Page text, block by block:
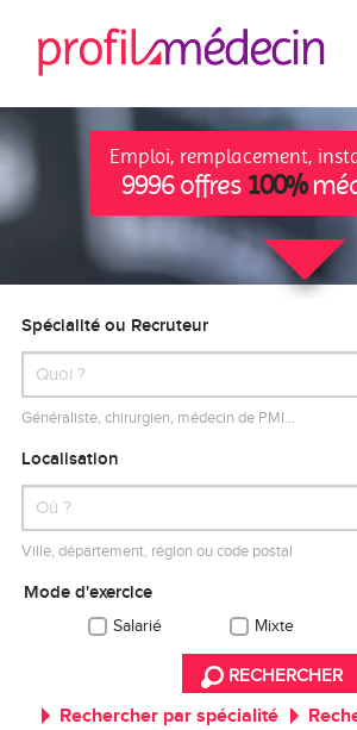
Emploi, remplacement,
9996 offres 100%
Spécialité ou Recruteur
Généraliste, chirurgien, médecin de PMI…
Localisation
Ville, département, région ou code postal
Mode d'exercice
Salarié Mixte
RECHERCHER
Rechercher par spécialité